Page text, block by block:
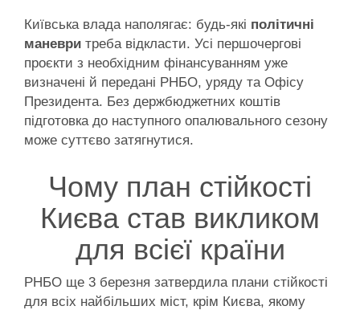
Київська влада наполягає: будь-які політичні
маневри треба відкласти. Усі першочергові
проєкти з необхідним фінансуванням уже
визначені й передані РНБО, уряду та Офісу
Президента. Без держбюджетних коштів
підготовка до наступного опалювального сезону
може суттєво затягнутися.
Чому план стійкості
Києва став викликом
для всієї країни
РНБО ще 3 березня затвердила плани стійкості
для всіх найбільших міст, крім Києва, якому